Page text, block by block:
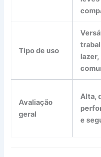
Tipo de uso
lazer,
Avaliação
geral
Alta,
e